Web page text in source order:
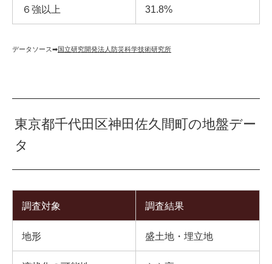
６強以上 31.8%
データソース➡︎国立研究開発法人防災科学技術研究所
東京都千代田区神田佐久間町の地盤デー
タ
調査対象 調査結果
地形 盛土地・埋立地